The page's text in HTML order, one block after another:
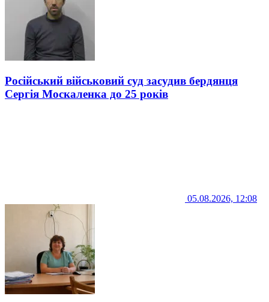
Російський військовий суд засудив бердянця
Сергія Москаленка до 25 років
05.08.2026, 12:08